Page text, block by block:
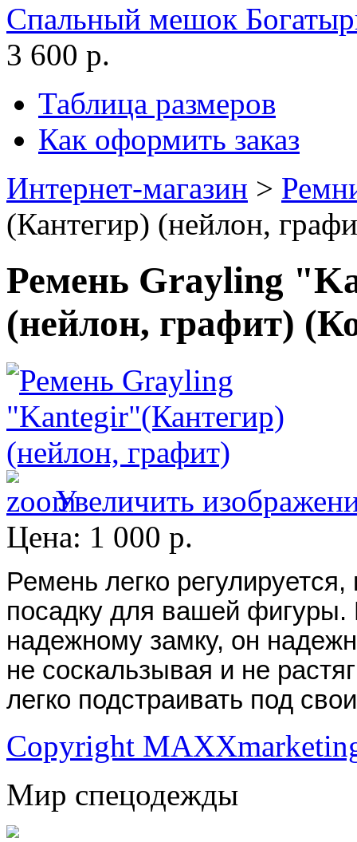
Спальный мешок
3 600 р.
Таблица размеров
Как оформить заказ
Интернет-магазин >
(Кантегир) (нейлон,
Ремень Grayling
(нейлон, графит)
Увеличить
Цена: 1 000 р.
Ремень легко
посадку для вашей
надежному замку, он
не соскальзывая и не
легко подстраивать под
Copyright
Мир спецодежды